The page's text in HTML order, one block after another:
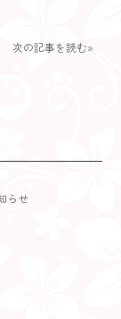
次の記事を読む»
らせ